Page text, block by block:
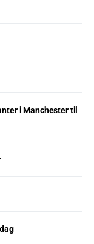
i Manchester til